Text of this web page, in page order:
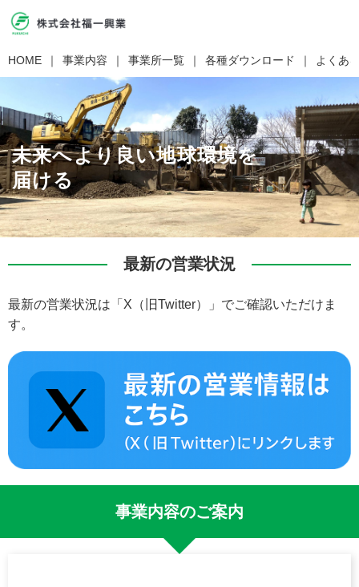
HOME 事業内容 事業所一覧 各種ダウンロード よくあ
未来へより良い地球環境を
届ける
最新の営業状況
最新の営業状況は「X（旧Twitter）」でご確認いただけま
す。
事業内容のご案内